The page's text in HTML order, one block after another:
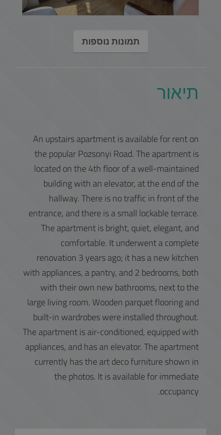
תמונות נוספות
תיאור
An upstairs apartment is available for rent on
the popular Pozsonyi Road. The apartment is
located on the 4th floor of a well-maintained
building with an elevator, at the end of the
hallway. There is no traffic in front of the
entrance, and there is a small lockable terrace.
The apartment is bright, quiet, elegant, and
comfortable. It underwent a complete
renovation 3 years ago; it has a new kitchen
with appliances, a pantry, and 2 bedrooms, both
with their own new bathrooms, next to the
large living room. Wooden parquet flooring and
built-in wardrobes were installed throughout.
The apartment is air-conditioned, equipped with
appliances, and has an elevator. The apartment
currently has the art deco furniture shown in
the photos. It is available for immediate
occupancy.